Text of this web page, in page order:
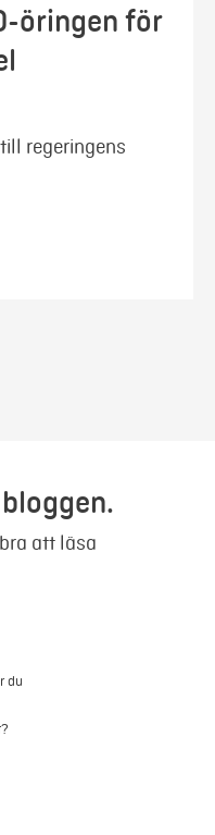
öringen för
regeringens
att läsa
du